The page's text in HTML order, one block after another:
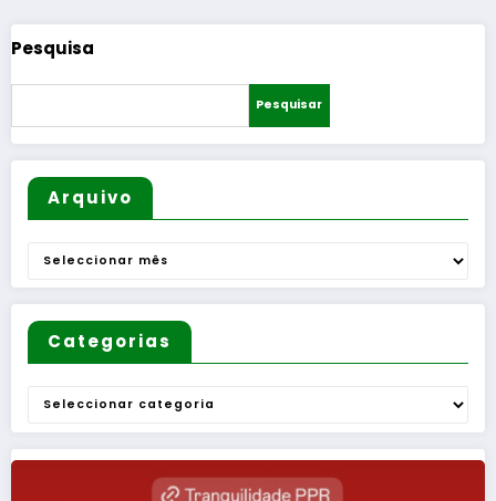
Pesquisa
Pesquisar
Arquivo
Arquivo
Categorias
Categorias